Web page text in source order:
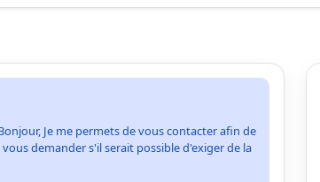
Je me permets de vous contacter afin de
vous demander s'il serait possible d'exiger de la